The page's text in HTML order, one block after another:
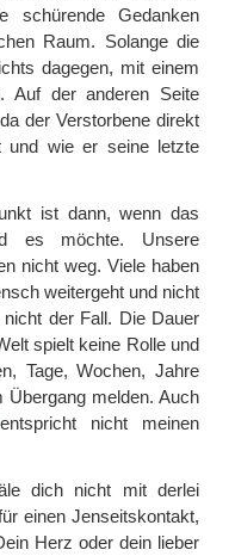
schürende Gedanken
Raum. Solange die
dagegen, mit einem
Auf der anderen Seite
der Verstorbene direkt
und wie er seine letzte
ist dann, wenn das
es möchte. Unsere
nicht weg. Viele haben
weitergeht und nicht
der Fall. Die Dauer
spielt keine Rolle und
Tage, Wochen, Jahre
melden. Auch
nicht meinen
dich nicht mit derlei
einen Jenseitskontakt,
Herz oder dein lieber